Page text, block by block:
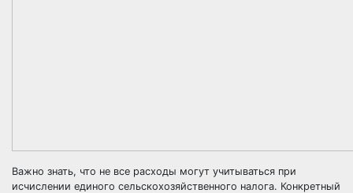
Важно знать, что не все расходы могут учитываться при
исчислении единого сельскохозяйственного налога. Конкретный